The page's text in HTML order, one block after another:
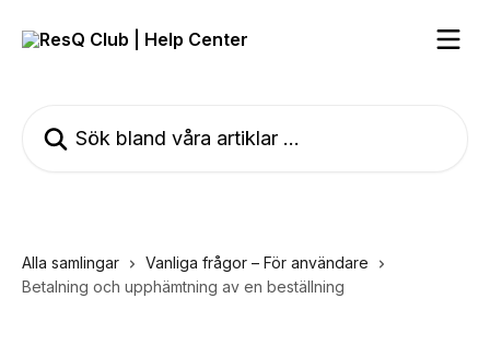
Alla samlingar
Vanliga frågor – För användare
Betalning och upphämtning av en beställning